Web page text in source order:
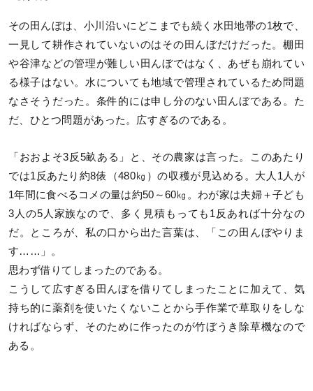
その田んぼは、小川沿いにどこまでも続く水田地帯の1枚で、
一見して耕作されていないのはその田んぼだけだった。棚田
や谷津などの管理が難しい田んぼではなく、あぜも崩れてい
る様子はない。水についても地域で管理されているため問題
なさそうだった。条件的には申し分のない田んぼである。た
だ、ひとつ問題があった。広すぎるのである。
「おおよそ3反5畝ある」と、その農家は言った。このあたり
では1反あたり約8俵（480㎏）の収穫が見込める。大人1人が
1年間に食べるコメの量は約50～60㎏。わが家は夫婦＋子ども
3人の5人家族なので、多く見積もっても1反あれば十分なの
だ。ところが、私の口から出た言葉は、「この田んぼやりま
す……」。
思わず借りてしまったのである。
こうして広すぎる田んぼを借りてしまったことに加えて、気
持ち的に薬剤を使いたくないことから手作業で草取りをしな
ければならず、そのために作ったのが竹ぼうき除草機なので
ある。